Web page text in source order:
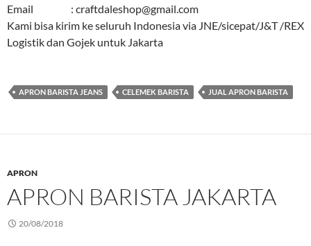
Email : craftdaleshop@gmail.com
Kami bisa kirim ke seluruh Indonesia via JNE/sicepat/J&T /REX
Logistik dan Gojek untuk Jakarta
APRON BARISTA JEANS CELEMEK BARISTA JUAL APRON BARISTA
APRON
APRON BARISTA JAKARTA
20/08/2018